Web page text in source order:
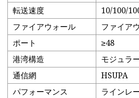
転送速度
10/100/
ファイアウォール
ファイア
ポート
≥48
港湾構造
モジュラ
通信網
HSUPA
パフォーマンス
ラインレ